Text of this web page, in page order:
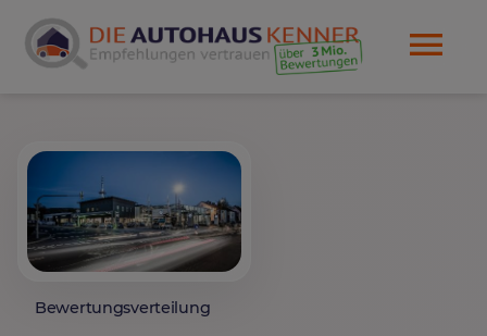
Bewertungsverteilung